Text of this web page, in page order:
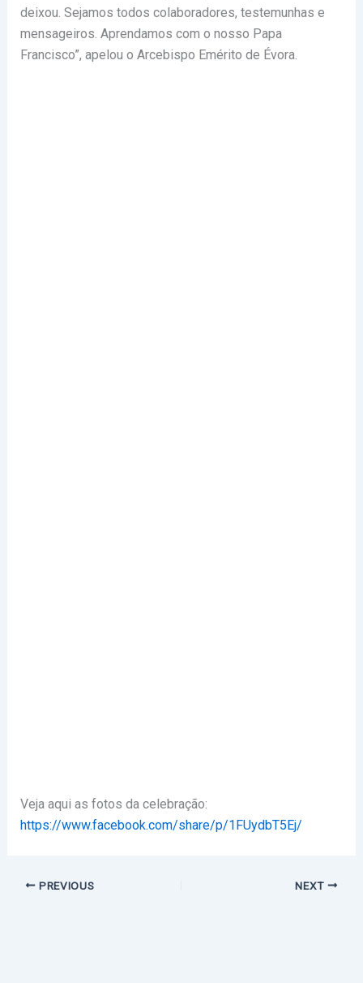
deixou. Sejamos todos colaboradores, testemunhas e
mensageiros. Aprendamos com o nosso Papa
Francisco”, apelou o Arcebispo Emérito de Évora.
Veja aqui as fotos da celebração:
https://www.facebook.com/share/p/1FUydbT5Ej/
PREVIOUS NEXT